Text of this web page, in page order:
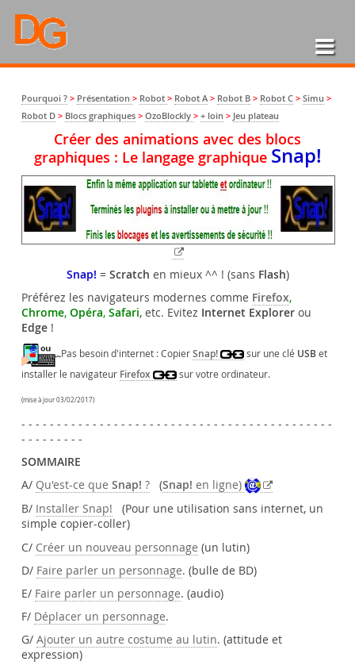
Pourquoi ? > Présentation> Robot> Robot A > Robot B > Robot C >Simu >
Robot D > Blocs graphiques >OzoBlockly>+ loin > Jeu plateau
Créer des animations avec des blocs
graphiques : Le langage graphique Snap!
Snap! = Scratch en mieux ^^ ! (sans Flash)
Préférez les navigateurs modernes comme Firefox,
Chrome,Opéra,Safari, etc. Evitez Internet Explorerou
Edge !
Pas besoin d'internet : CopierSnap! sur une clé USBet
installer le navigateur Firefox sur votre ordinateur.
(mise à jour 03/02/2017)
- - - - - - - - - - - - - - - - - - - - - - - - - - - - - - - - - - - - - - - - - - - -
- - - - - - - - -
SOMMAIRE
A/ Qu'est-ce queSnap! ? (Snap! en ligne)
B/ Installer Snap! (Pour une utilisation sans internet, un
simple copier-coller)
C/ Créer un nouveau personnage (un lutin)
D/ Faire parler un personnage. (bulle de BD)
E/ Faire parler un personnage. (audio)
F/ Déplacer un personnage.
G/Ajouter un autre costume au lutin. (attitude et
expression)